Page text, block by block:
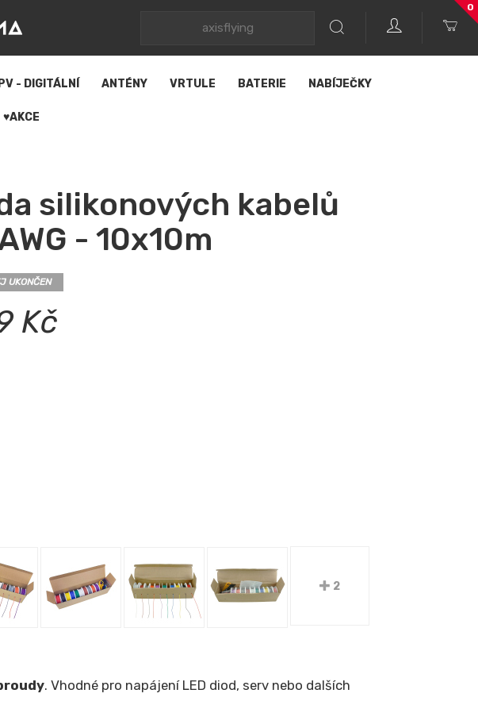
0
- DIGITÁLNÍ ANTÉNY VRTULE BATERIE NABÍJEČKY
♥AKCE
silikonových kabelů
- 10x10m
UKONČEN
Kč
2
. Vhodné pro napájení LED diod, serv nebo dalších